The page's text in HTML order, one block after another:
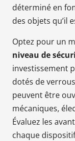
déterminé en
des objets qu’il
Optez pour un
niveau de
investissement
dotés de
peuvent être
mécaniques,
Évaluez les
chaque